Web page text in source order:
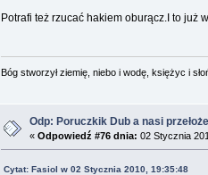
Potrafi też rzucać hakiem oburącz.I to już
Bóg stworzył ziemię, niebo i wodę, księżyc i
Odp: Poruczkik Dub a nasi
«Odpowiedź #76 dnia: 02 Stycznia
Cytat: Fasiol w 02 Stycznia 2010, 19:35:48